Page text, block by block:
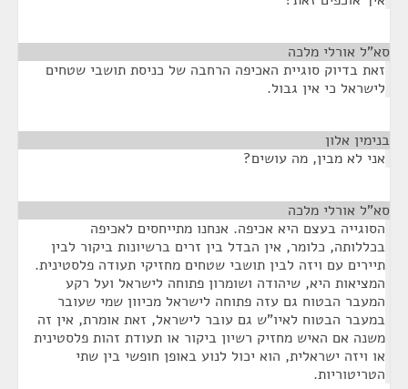
סא”ל אורלי מלכה
זאת בדיוק סוגיית האכיפה הרחבה של כניסת תושבי שטחים
לישראל כי אין גבול.
בנימין אלון
אני לא מבין, מה עושים?
סא”ל אורלי מלכה
הסוגייה בעצם היא אכיפה. אנחנו מתייחסים לאכיפה
בכללותה, כלומר, אין הבדל בין זרים ברשיונות ביקור לבין
תיירים עם ויזה לבין תושבי שטחים מחזיקי תעודה פלסטינית.
המציאות היא, שיהודה ושומרון פתוחה לישראל ועל רקע
המעבר הבטוח גם עזה פתוחה לישראל מכיוון שמי שעובר
במעבר הבטוח לאיו"ש גם עובר לישראל, זאת אומרת, אין זה
משנה אם האיש מחזיק רשיון ביקור או תעודת זהות פלסטינית
או ויזה ישראלית, הוא יכול לנוע באופן חופשי בין שתי
הטריטוריות.